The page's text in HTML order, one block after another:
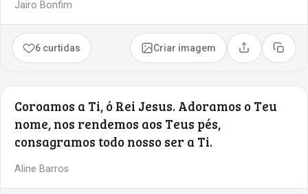
Jairo Bonfim
6 curtidas Criar imagem Compartilhar
Copiar
Coroamos a Ti, ó Rei Jesus. Adoramos o Teu
nome, nos rendemos aos Teus pés,
consagramos todo nosso ser a Ti.
Aline Barros